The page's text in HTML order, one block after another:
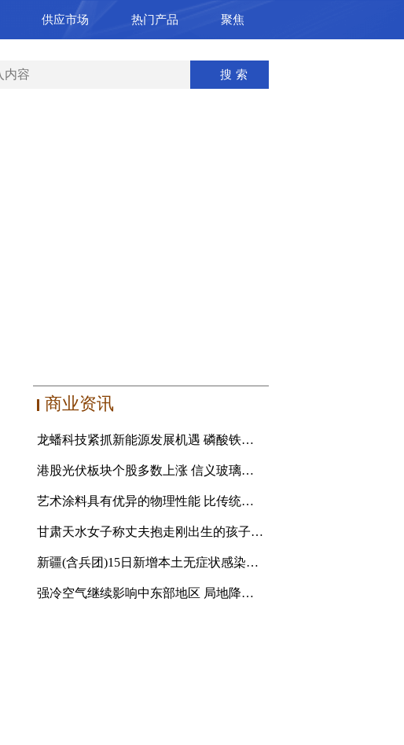
供应市场 热门产品 聚焦
商业资讯
龙蟠科技紧抓新能源发展机遇 磷酸铁锂正极材料成新利润增长点
港股光伏板块个股多数上涨 信义玻璃涨5.16%
艺术涂料具有优异的物理性能 比传统的乳胶漆贵
甘肃天水女子称丈夫抱走刚出生的孩子追讨彩礼 妇联：孩
新疆(含兵团)15日新增本土无症状感染者1例
强冷空气继续影响中东部地区 局地降温14℃以上